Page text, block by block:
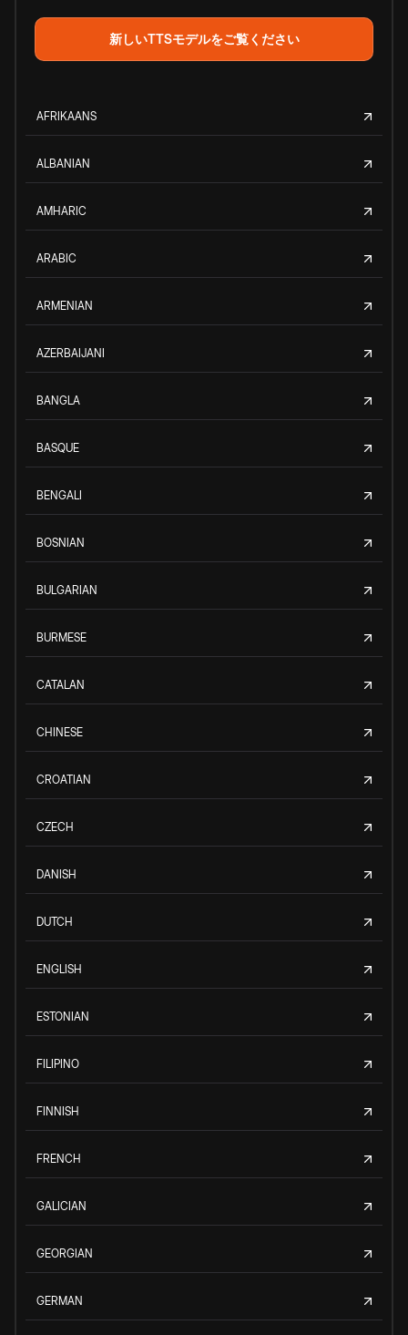
新しいTTSモデルをご覧ください
AFRIKAANS
ALBANIAN
AMHARIC
ARABIC
ARMENIAN
AZERBAIJANI
BANGLA
BASQUE
BENGALI
BOSNIAN
BULGARIAN
BURMESE
CATALAN
CHINESE
CROATIAN
CZECH
DANISH
DUTCH
ENGLISH
ESTONIAN
FILIPINO
FINNISH
FRENCH
GALICIAN
GEORGIAN
GERMAN